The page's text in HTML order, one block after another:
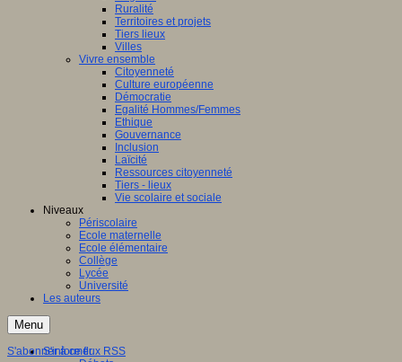
Ruralité
Territoires et projets
Tiers lieux
Villes
Vivre ensemble
Citoyenneté
Culture européenne
Démocratie
Egalité Hommes/Femmes
Ethique
Gouvernance
Inclusion
Laïcité
Ressources citoyenneté
Tiers - lieux
Vie scolaire et sociale
Niveaux
Périscolaire
Ecole maternelle
Ecole élémentaire
Collège
Lycée
Université
Les auteurs
Menu
S'informer
S'abonner à ce flux RSS